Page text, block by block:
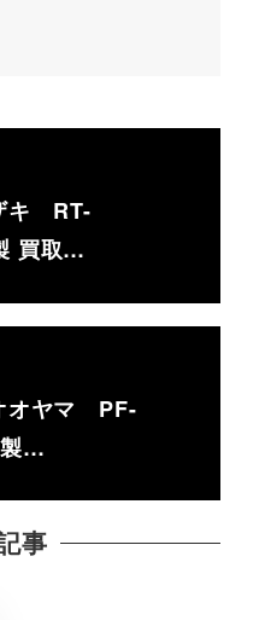
キ RT-
買取…
オヤマ PF-
…
事